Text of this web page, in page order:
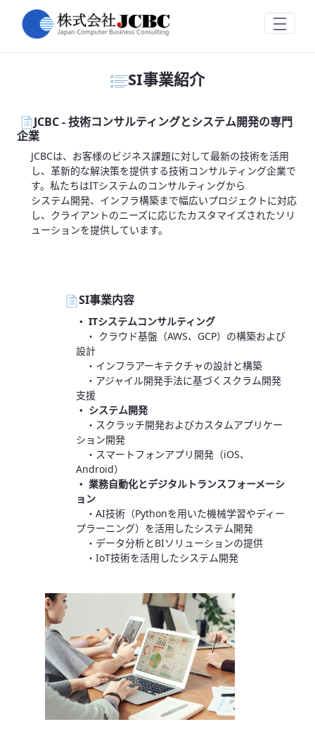
跳转到主内容
事業紹介
SI事業紹介
JCBC - 技術コンサルティングとシステム開発の専門
企業
JCBCは、お客様のビジネス課題に対して最新の技術を活用
し、革新的な解決策を提供する技術コンサルティング企業で
す。私たちはITシステムのコンサルティングから
システム開発、インフラ構築まで幅広いプロジェクトに対応
し、クライアントのニーズに応じたカスタマイズされたソリ
ューションを提供しています。
SI事業内容
・ ITシステムコンサルティング
・ クラウド基盤（AWS、GCP）の構築および
設計
・インフラアーキテクチャの設計と構築
・アジャイル開発手法に基づくスクラム開発
支援
・ システム開発
・スクラッチ開発およびカスタムアプリケー
ション開発
・スマートフォンアプリ開発（iOS、
Android）
・ 業務自動化とデジタルトランスフォーメーシ
ョン
・AI技術（Pythonを用いた機械学習やディー
プラーニング）を活用したシステム開発
・データ分析とBIソリューションの提供
・IoT技術を活用したシステム開発